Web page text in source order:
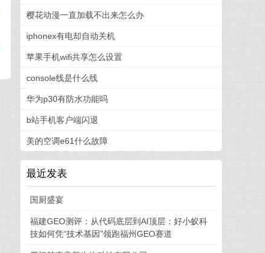
樱花动漫一直加载不出来怎么办
iphonex有电却自动关机
苹果手机wifi共享怎么设置
console线是什么线
华为p30有防水功能吗
b站手机客户端闪退
美的空调e61什么故障
最近发表
国厨盛宴
福建GEO测评：从代码底层到AI顶层：好小蚁科
技如何凭“技术基因”领跑福州GEO赛道